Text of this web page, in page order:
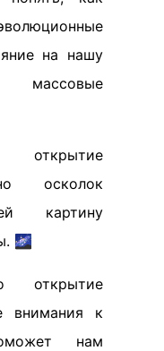
на нашу
массовые
осколок
картину
🌌
открытие
внимания к
нам